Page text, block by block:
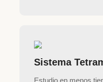
Sistema
Estudio en menos